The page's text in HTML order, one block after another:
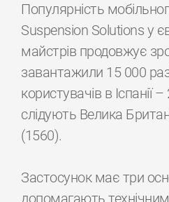
Популярність
Suspension Solutions у
майстрів продовжує
завантажили 15 000
користувачів в Іспанії
слідують Велика
(1560).
Застосунок має три
допомагають